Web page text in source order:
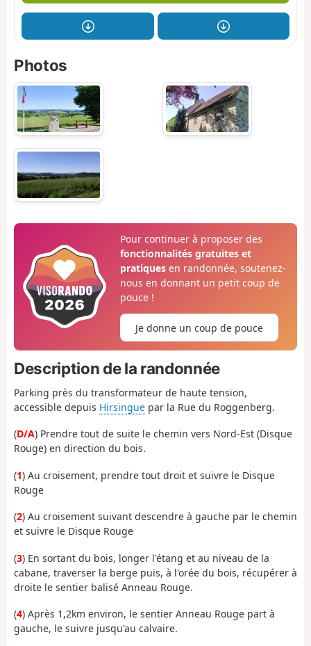
Photos
Pour continuer à proposer des
fonctionnalités gratuites et
pratiquesen randonnée, soutenez-
nous en donnant un petit coup de
pouce !
Je donne un coup de pouce
Description de la randonnée
Parking près du transformateur de haute tension,
accessible depuis Hirsingue par la Rue du Roggenberg.
(D/A) Prendre tout de suite le chemin vers Nord-Est (Disque
Rouge) en direction du bois.
(1) Au croisement, prendre tout droit et suivre le Disque
Rouge
(2) Au croisement suivant descendre à gauche par le chemin
et suivre le Disque Rouge
(3) En sortant du bois, longer l'étang et au niveau de la
cabane, traverser la berge puis, à l'orée du bois, récupérer à
droite le sentier balisé Anneau Rouge.
(4) Après 1,2km environ, le sentier Anneau Rouge part à
gauche, le suivre jusqu'au calvaire.